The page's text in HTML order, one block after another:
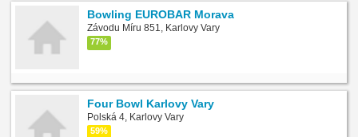
Bowling EUROBAR Morava
Závodu Míru 851, Karlovy Vary
77%
Four Bowl Karlovy Vary
Polská 4, Karlovy Vary
59%